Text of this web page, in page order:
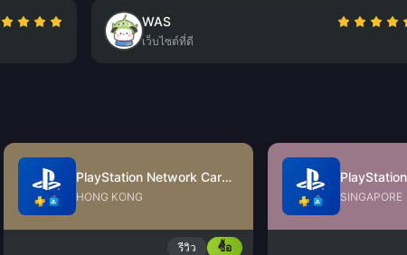
WAS
เว็บไซต์ที่ดี
PlayStation Network Card (HK)
HONG KONG
รีวิว ซื้อ
SINGAPORE